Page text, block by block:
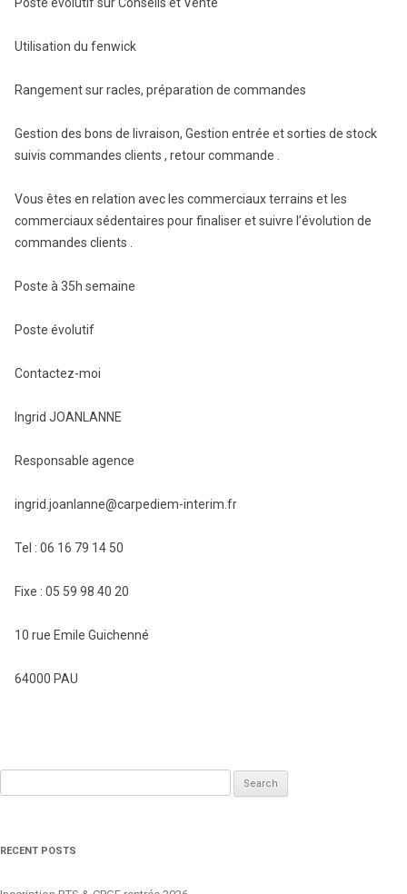
Utilisation du fenwick
Rangement sur racles, préparation de commandes
Gestion des bons de livraison, Gestion entrée et sorties de stock
suivis commandes clients , retour commande .
Vous êtes en relation avec les commerciaux terrains et les
commerciaux sédentaires pour finaliser et suivre l’évolution de
commandes clients .
Poste à 35h semaine
Poste évolutif
Contactez-moi
Ingrid JOANLANNE
Responsable agence
ingrid.joanlanne@carpediem-interim.fr
Tel : 06 16 79 14 50
Fixe : 05 59 98 40 20
10 rue Emile Guichenné
64000 PAU
RECENT POSTS